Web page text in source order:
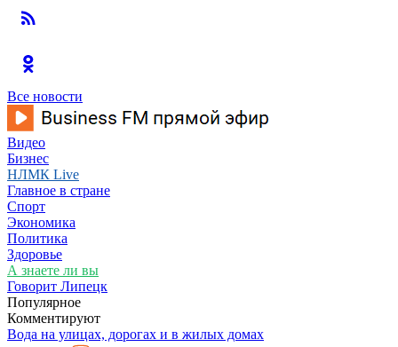
Все новости
Видео
Бизнес
НЛМК Live
Главное в стране
Спорт
Экономика
Политика
Здоровье
А знаете ли вы
Говорит Липецк
Популярное
Комментируют
Вода на улицах, дорогах и в жилых домах